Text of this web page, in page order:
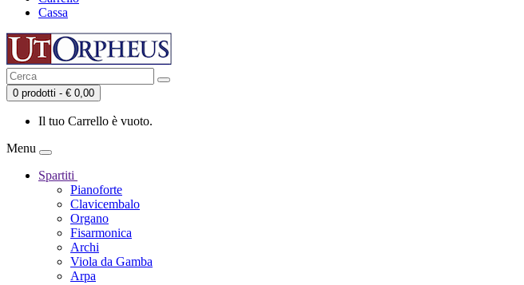
Cassa
0 prodotti - € 0,00
Il tuo Carrello è vuoto.
Menu
Spartiti
Pianoforte
Clavicembalo
Organo
Fisarmonica
Archi
Viola da Gamba
Arpa